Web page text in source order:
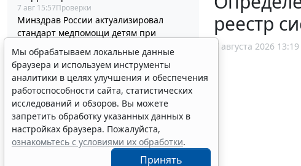
7 авг 15:57Проверки
Минздрав России актуализировал
стандарт медпомощи детям при
болезни Гоше
7 авг 15:34Социальная сфера
Перечень случаев изменения
существенных условий контракта
решили дополнить
7 авг 15:02Бизнес
Гражданам напомнили о порядке
налогообложения нежилых объектов на
участках ИЖС
реестр
7 августа 2026 13:19
Мы обрабатываем локальные данные
браузера и используем инструменты
аналитики в целях улучшения и обеспечения
работоспособности сайта, статистических
исследований и обзоров. Вы можете
запретить обработку указанных данных в
настройках браузера. Пожалуйста,
ознакомьтесь с условиями их обработки.
Принять